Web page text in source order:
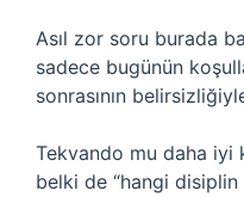
Asıl zor soru burada
sadece bugünün
sonrasının
Tekvando mu daha iyi
belki de “hangi disiplin